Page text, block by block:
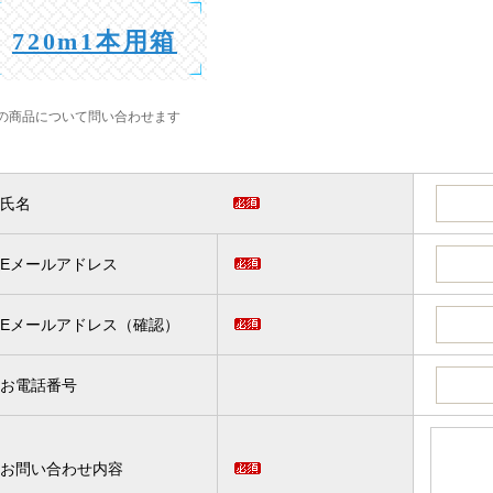
720m1本用箱
商品について問い合わせます
氏名
Eメールアドレス
Eメールアドレス（確認）
お電話番号
お問い合わせ内容